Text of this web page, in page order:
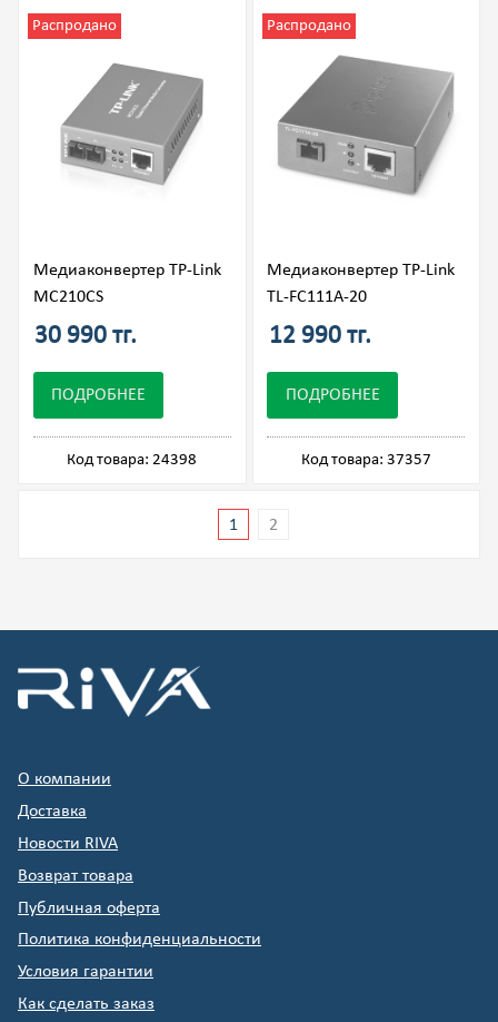
Медиаконвертер TP-Link
MC210CS
Распродано
30 990 тг.
ПОДРОБНЕЕ
Код товара: 24398
Медиаконвертер TP-Link
TL-FC111A-20
Распродано
12 990 тг.
ПОДРОБНЕЕ
Код товара: 37357
1 2
О компании
Доставка
Новости RIVA
Возврат товара
Публичная оферта
Политика конфиденциальности
Условия гарантии
Как сделать заказ